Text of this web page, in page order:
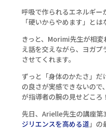
呼吸で作られるエネルギー
「硬いからやめます」とは
きっと、Morimi先生が相
え話を交えながら、ヨガ
させてくれます。
ずっと「身体のかたさ」だ
の良さが実感できないの
が指導者の腕の見せどころ
先日、Arielle先生の講座第
ジリエンスを高める道」の